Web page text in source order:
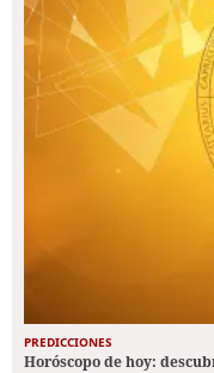
PREDICCIONES
Horóscopo de hoy: